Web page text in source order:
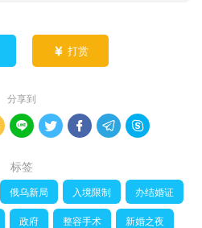
 打赏
分享到
    
标签
俄乌新局 入境限制 办结婚证
政府 整容手术 新婚之夜